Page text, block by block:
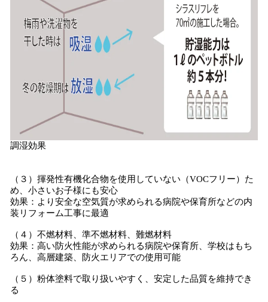
調湿効果
（３）揮発性有機化合物を使用していない（VOCフリー）た
め、小さいお子様にも安心
効果：より安全な空気質が求められる病院や保育所などの内
装リフォーム工事に最適
（４）不燃材料、準不燃材料、難燃材料
効果：高い防火性能が求められる病院や保育所、学校はもち
ろん、高層建築、防火エリアでの使用可能
（５）粉体塗料で取り扱いやすく、安定した品質を維持でき
る